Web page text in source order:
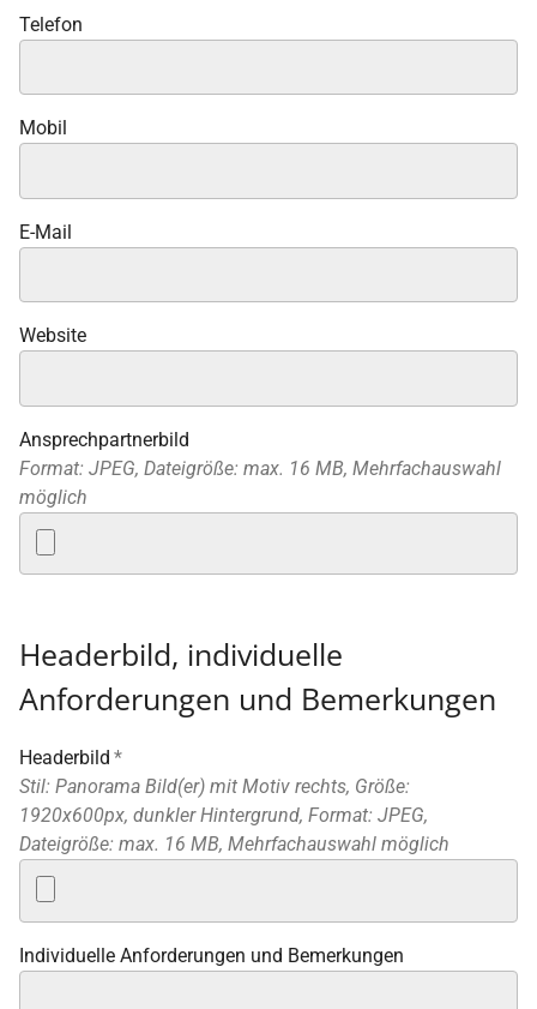
Telefon
Mobil
E-Mail
Website
Ansprechpartnerbild
Format: JPEG, Dateigröße: max. 16 MB, Mehrfachauswahl
möglich
Headerbild, individuelle
Anforderungen und Bemerkungen
Headerbild *
Stil: Panorama Bild(er) mit Motiv rechts, Größe:
1920x600px, dunkler Hintergrund, Format: JPEG,
Dateigröße: max. 16 MB, Mehrfachauswahl möglich
Individuelle Anforderungen und Bemerkungen